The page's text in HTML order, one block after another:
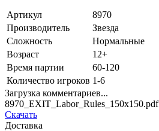
Артикул
8970
Производитель
Звезда
Сложность
Нормальные
Возраст
12+
Время партии
60-120
Количество игроков 1-6
Загрузка комментариев...
8970_EXIT_Labor_Rules_150x150.pdf
Скачать
Доставка